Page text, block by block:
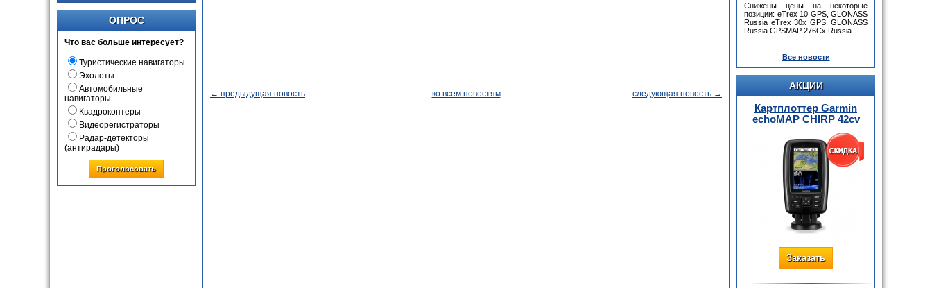
ОПРОС
Что вас больше интересует?
Туристические навигаторы
Эхолоты
Автомобильные
навигаторы
Квадрокоптеры
Видеорегистраторы
Радар-детекторы
(антирадары)
Проголосовать
Снижены цены на некоторые
позиции: eTrex 10 GPS, GLONASS
Russia eTrex 30x GPS, GLONASS
Russia GPSMAP 276Cx Russia ...
Все новости
АКЦИИ
Картплоттер Garmin
echoMAP CHIRP 42cv
Заказать
← предыдущая новость ко всем новостям следующая новость →